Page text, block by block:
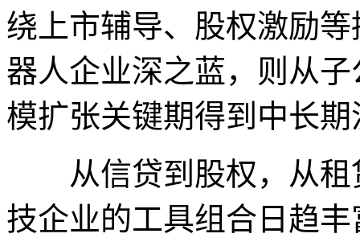
绕上市辅导、股权激励
器人企业深之蓝，则从
模扩张关键期得到中长
从信贷到股权，从租
技企业的工具组合日趋